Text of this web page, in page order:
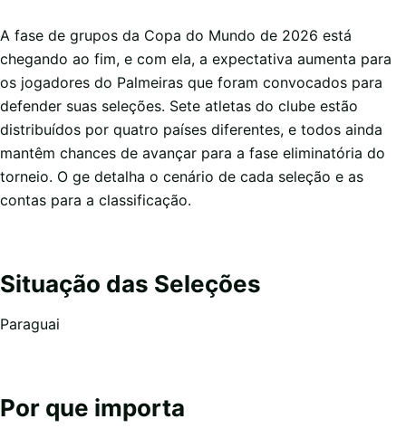
A fase de grupos da Copa do Mundo de 2026 está
chegando ao fim, e com ela, a expectativa aumenta para
os jogadores do Palmeiras que foram convocados para
defender suas seleções. Sete atletas do clube estão
distribuídos por quatro países diferentes, e todos ainda
mantêm chances de avançar para a fase eliminatória do
torneio. O ge detalha o cenário de cada seleção e as
contas para a classificação.
Situação das Seleções
Paraguai
Por que importa